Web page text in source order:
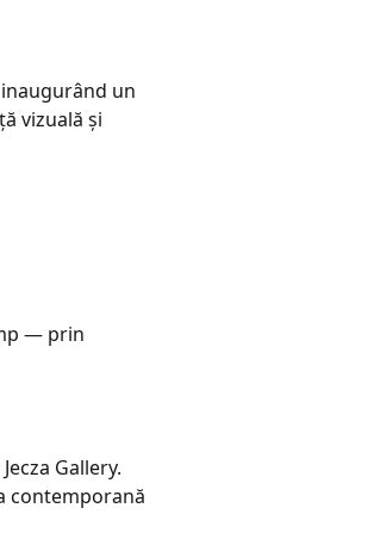
un
vizuală și
— prin
Gallery.
contemporană